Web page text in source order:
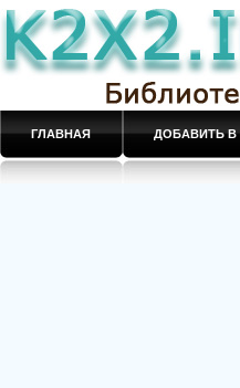
ГЛАВНАЯ ДОБАВИТЬ В